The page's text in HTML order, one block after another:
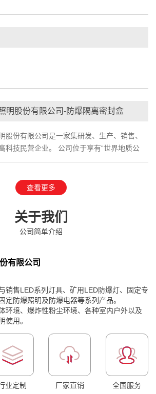
明股份有限公司-防爆隔离密封盒
股份有限公司是一家集研发、生产、销售、
科技民营企业。 公司位于享有“世界地质公
级…
查看更多
关于我们
公司简单介绍
有限公司
销售LED系列灯具、矿用LED防爆灯、固定专
定防爆照明及防爆电器等系列产品。
环境、爆炸性粉尘环境、各种室内户外以及
使用。
业定制 厂家直销 全国服务